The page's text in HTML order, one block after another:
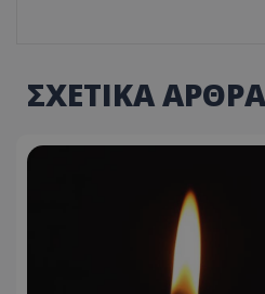
ΣΧΕΤΙΚΑ ΑΡΘΡΑ